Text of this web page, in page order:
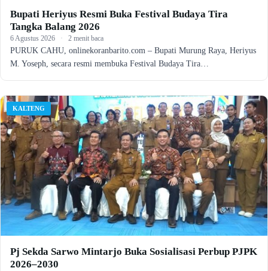
Bupati Heriyus Resmi Buka Festival Budaya Tira
Tangka Balang 2026
6 Agustus 2026 · 2 menit baca
PURUK CAHU, onlinekoranbarito.com – Bupati Murung Raya, Heriyus
M. Yoseph, secara resmi membuka Festival Budaya Tira…
KALTENG
Pj Sekda Sarwo Mintarjo Buka Sosialisasi Perbup PJPK
2026–2030